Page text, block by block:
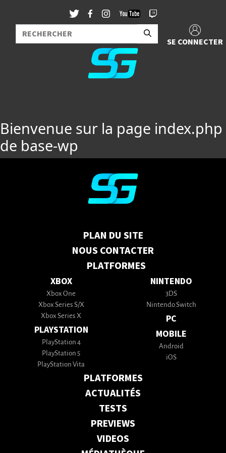
SE CONNECTER
Bienvenue sur la page index.php
de base-wp
PLAN DU SITE
NOUS CONTACTER
PLATFORMES
XBOX
Xbox One
Xbox Series S/X
Xbox Series X
PLAYSTATION
PlayStation 4
PlayStation 5
PlayStation Vita
NINTENDO
3DS
Nintendo Switch
PC
MOBILE
Android
iOS
PLATFORMES
ACTUALITÉS
TESTS
PREVIEWS
VIDEOS